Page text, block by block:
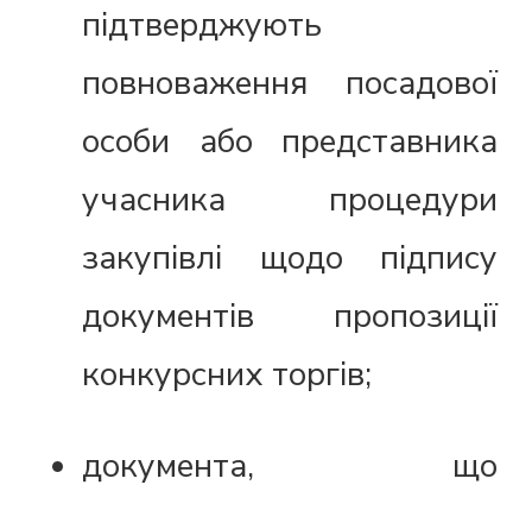
підтверджують
повноваження посадової
особи або представника
учасника процедури
закупівлі щодо підпису
документів пропозиції
конкурсних торгів;
документа, що